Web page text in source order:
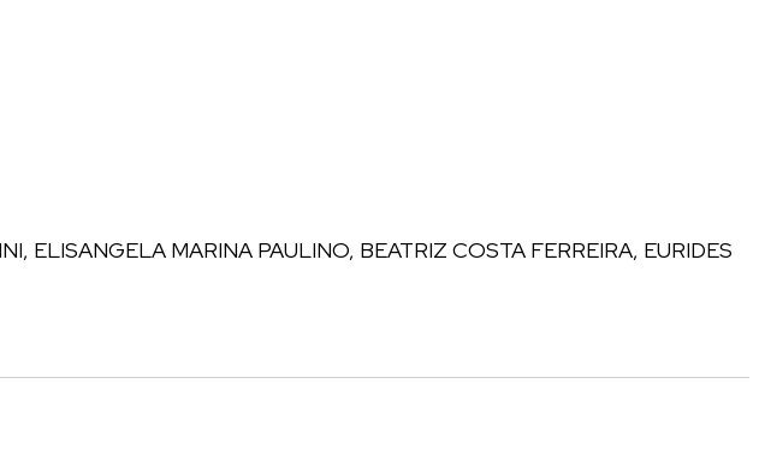
ELISANGELA MARINA PAULINO, BEATRIZ COSTA FERREIRA, EURIDES